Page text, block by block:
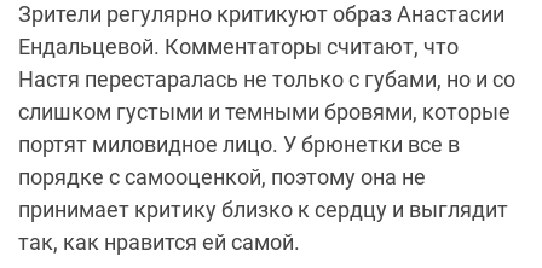
Зрители регулярно критикуют образ Анастасии
Ендальцевой. Комментаторы считают, что
Настя перестаралась не только с губами, но и со
слишком густыми и темными бровями, которые
портят миловидное лицо. У брюнетки все в
порядке с самооценкой, поэтому она не
принимает критику близко к сердцу и выглядит
так, как нравится ей самой.